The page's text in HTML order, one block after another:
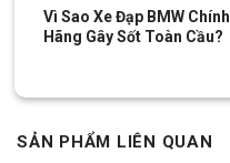
Vì Sao Xe Đạp BMW Chính
Hãng Gây Sốt Toàn Cầu?
SẢN PHẨM LIÊN QUAN